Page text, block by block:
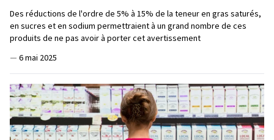
Des réductions de l'ordre de 5% à 15% de la teneur en gras saturés,
en sucres et en sodium permettraient à un grand nombre de ces
produits de ne pas avoir à porter cet avertissement
— 6 mai 2025